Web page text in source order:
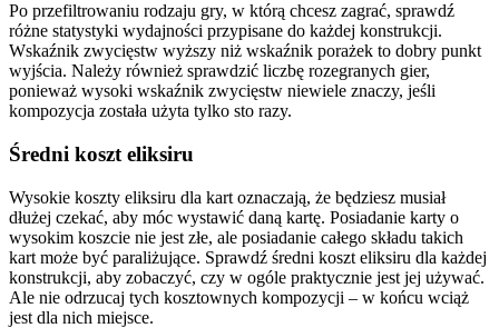
Po przefiltrowaniu rodzaju gry, w którą chcesz zagrać, sprawdź
różne statystyki wydajności przypisane do każdej konstrukcji.
Wskaźnik zwycięstw wyższy niż wskaźnik porażek to dobry punkt
wyjścia. Należy również sprawdzić liczbę rozegranych gier,
ponieważ wysoki wskaźnik zwycięstw niewiele znaczy, jeśli
kompozycja została użyta tylko sto razy.
Średni koszt eliksiru
Wysokie koszty eliksiru dla kart oznaczają, że będziesz musiał
dłużej czekać, aby móc wystawić daną kartę. Posiadanie karty o
wysokim koszcie nie jest złe, ale posiadanie całego składu takich
kart może być paraliżujące. Sprawdź średni koszt eliksiru dla każdej
konstrukcji, aby zobaczyć, czy w ogóle praktycznie jest jej używać.
Ale nie odrzucaj tych kosztownych kompozycji – w końcu wciąż
jest dla nich miejsce.